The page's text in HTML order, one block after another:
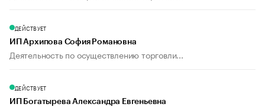
ДЕЙСТВУЕТ
ИП Архипова София Романовна
Деятельность по осуществлению торговли...
ДЕЙСТВУЕТ
ИП Богатырева Александра Евгеньевна